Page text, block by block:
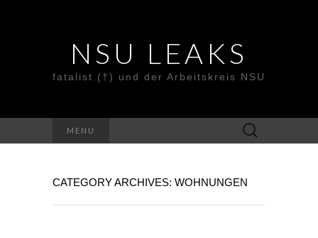
NSU LEAKS
fatalist (†) und der Arbeitskreis NSU
MENU
Suche
nach:
CATEGORY ARCHIVES: WOHNUNGEN